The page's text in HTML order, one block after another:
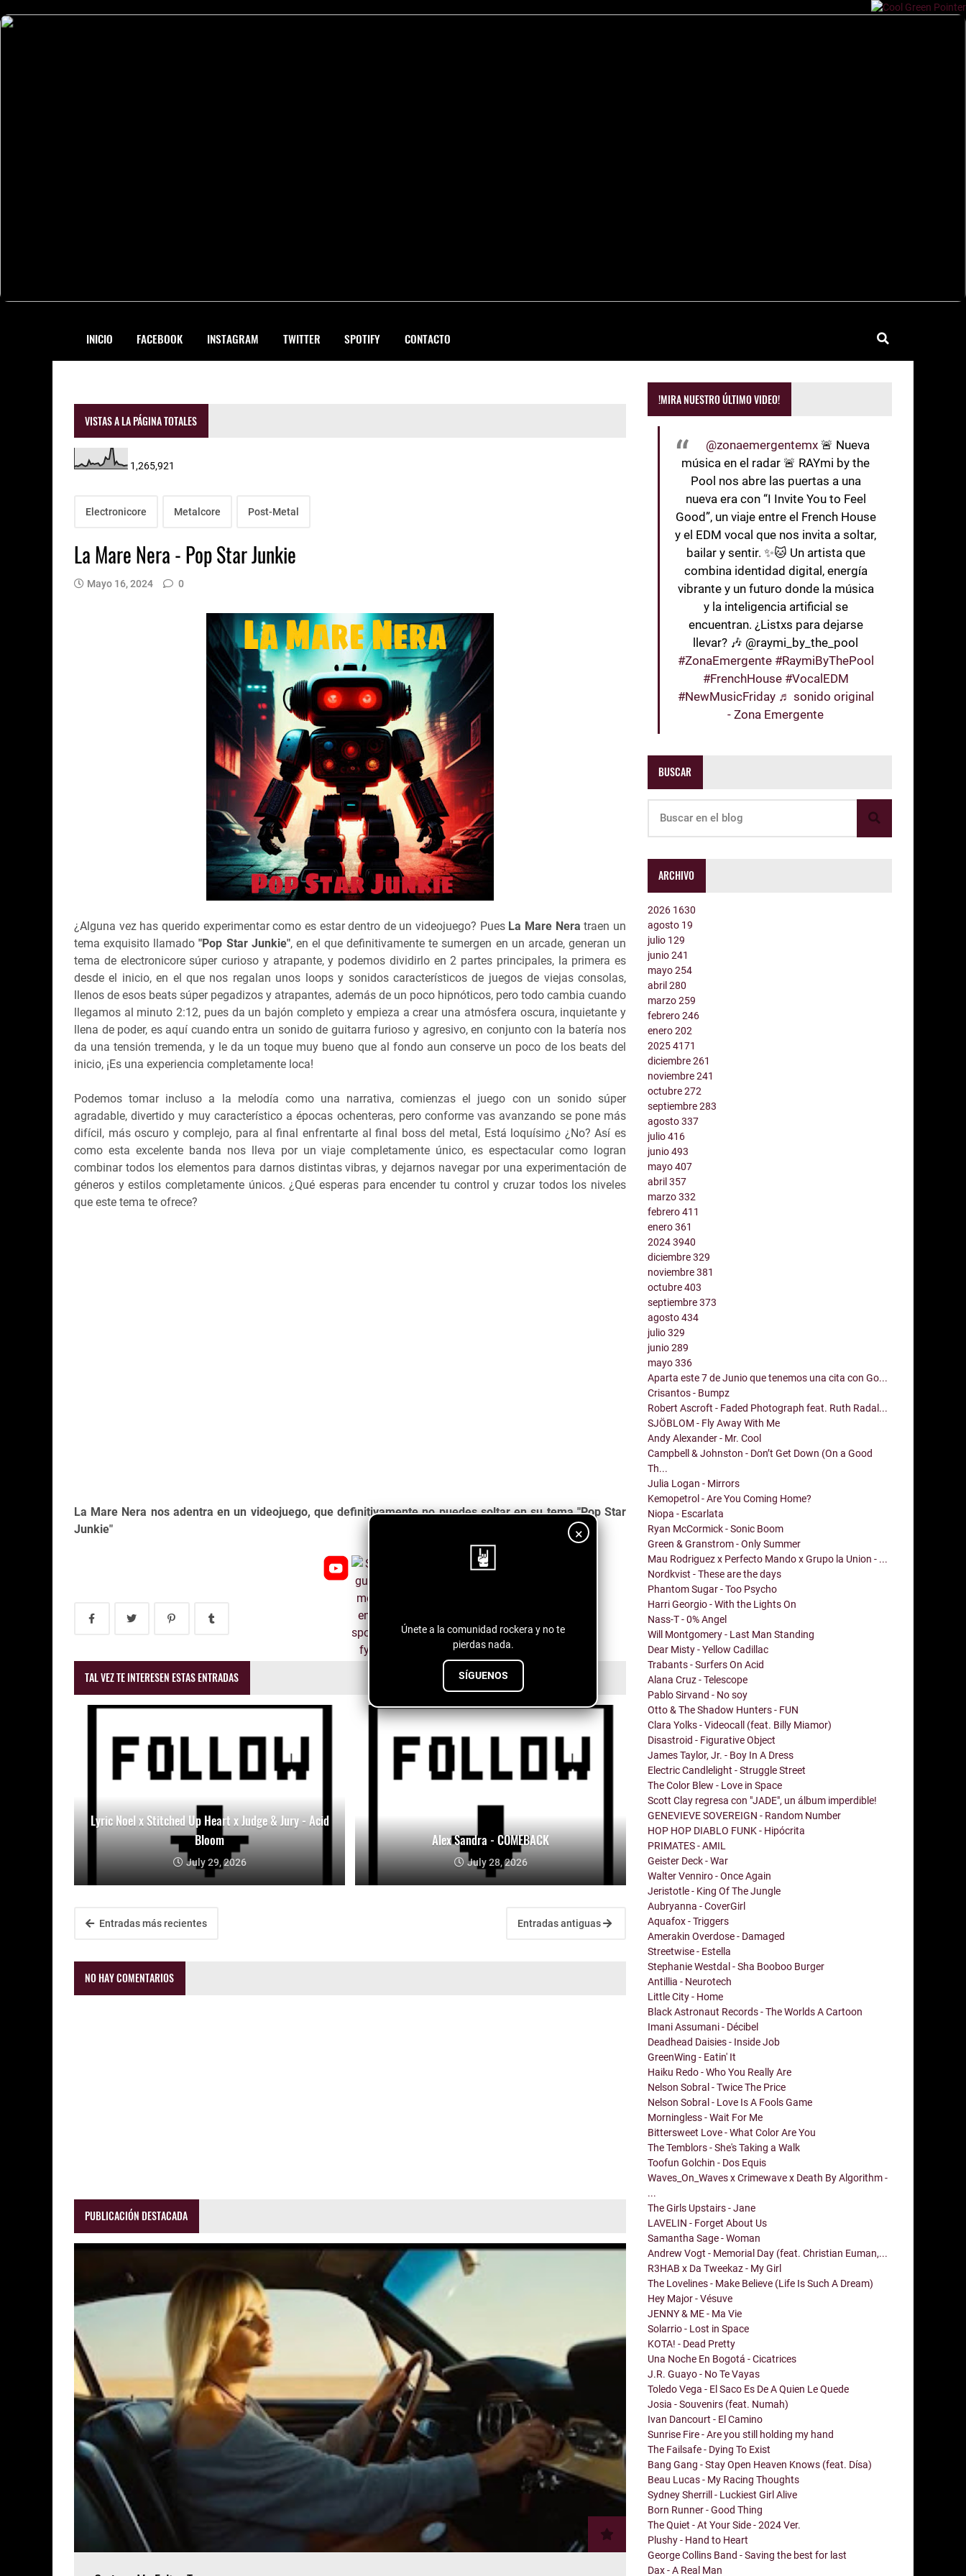
INICIO FACEBOOK INSTAGRAM TWITTER SPOTIFY CONTACTO
×
Únete a la comunidad rockera y no te
pierdas nada.
SÍGUENOS
VISTAS A LA PÁGINA TOTALES
1,265,921
Electronicore Metalcore Post-Metal
La Mare Nera - Pop Star Junkie
Mayo 16, 2024 0
¿Alguna vez has querido experimentar como es estar dentro de un videojuego? Pues La Mare Nera traen un
tema exquisito llamado"Pop Star Junkie", en el que definitivamente te sumergen en un arcade, generan un
tema de electronicore súper curioso y atrapante, y podemos dividirlo en 2 partes principales, la primera es
desde el inicio, en el que nos regalan unos loops y sonidos característicos de juegos de viejas consolas,
llenos de esos beats súper pegadizos y atrapantes, además de un poco hipnóticos, pero todo cambia cuando
llegamos al minuto 2:12, pues da un bajón completo y empieza a crear una atmósfera oscura, inquietante y
llena de poder, es aquí cuando entra un sonido de guitarra furioso y agresivo, en conjunto con la batería nos
da una tensión tremenda, y le da un toque muy bueno que al fondo aun conserve un poco de los beats del
inicio, ¡Es una experiencia completamente loca!
Podemos tomar incluso a la melodía como una narrativa, comienzas el juego con un sonido súper
agradable, divertido y muy característico a épocas ochenteras, pero conforme vas avanzando se pone más
difícil, más oscuro y complejo, para al final enfrentarte al final boss del metal, Está loquísimo ¿No? Así es
como esta excelente banda nos lleva por un viaje completamente único, es espectacular como logran
combinar todos los elementos para darnos distintas vibras, y dejarnos navegar por una experimentación de
géneros y estilos completamente únicos. ¿Qué esperas para encender tu control y cruzar todos los niveles
que este tema te ofrece?
La Mare Nera nos adentra en un videojuego, que definitivamente no puedes soltar en su tema "Pop Star
Junkie"
TAL VEZ TE INTERESEN ESTAS ENTRADAS
Lyric Noel x Stitched Up Heart x Judge & Jury - Acid
Bloom
July 29, 2026
Alex Sandra - COMEBACK
July 28, 2026
Entradas más recientes Entradas antiguas
NO HAY COMENTARIOS
PUBLICACIÓN DESTACADA
!MIRA NUESTRO ÚLTIMO VIDEO!
@zonaemergentemx 🚨 Nueva
música en el radar 🚨 RAYmi by the
Pool nos abre las puertas a una
nueva era con “I Invite You to Feel
Good”, un viaje entre el French House
y el EDM vocal que nos invita a soltar,
bailar y sentir. ✨🐱 Un artista que
combina identidad digital, energía
vibrante y un futuro donde la música
y la inteligencia artificial se
encuentran. ¿Listxs para dejarse
llevar? 🎶 @raymi_by_the_pool
#ZonaEmergente #RaymiByThePool
#FrenchHouse #VocalEDM
#NewMusicFriday ♬ sonido original
- Zona Emergente
BUSCAR
ARCHIVO
2026 1630
agosto 19
julio 129
junio241
mayo254
abril280
marzo259
febrero246
enero202
20254171
diciembre261
noviembre241
octubre272
septiembre283
agosto337
julio416
junio493
mayo407
abril357
marzo332
febrero411
enero361
20243940
diciembre329
noviembre381
octubre403
septiembre373
agosto434
julio329
junio289
mayo336
Aparta este 7 de Junio que tenemos una cita con Go...
Crisantos - Bumpz
Robert Ascroft - Faded Photograph feat. Ruth Radal...
SJÖBLOM - Fly Away With Me
Andy Alexander - Mr. Cool
Campbell & Johnston - Don’t Get Down (On a Good
Th...
Julia Logan - Mirrors
Kemopetrol - Are You Coming Home?
Niopa - Escarlata
Ryan McCormick - Sonic Boom
Green & Granstrom - Only Summer
Mau Rodriguez x Perfecto Mando x Grupo la Union - ...
Nordkvist - These are the days
Phantom Sugar - Too Psycho
Harri Georgio - With the Lights On
Nass-T - 0% Angel
Will Montgomery - Last Man Standing
Dear Misty - Yellow Cadillac
Trabants - Surfers On Acid
Alana Cruz - Telescope
Pablo Sirvand - No soy
Otto & The Shadow Hunters - FUN
Clara Yolks - Videocall (feat. Billy Miamor)
Disastroid - Figurative Object
James Taylor, Jr. - Boy In A Dress
Electric Candlelight - Struggle Street
The Color Blew - Love in Space
Scott Clay regresa con "JADE", un álbum imperdible!
GENEVIEVE SOVEREIGN - Random Number
HOP HOP DIABLO FUNK - Hipócrita
PRIMATES - AMIL
Geister Deck - War
Walter Venniro - Once Again
Jeristotle - King Of The Jungle
Aubryanna - CoverGirl
Aquafox - Triggers
Amerakin Overdose - Damaged
Streetwise - Estella
Stephanie Westdal - Sha Booboo Burger
Antillia - Neurotech
Little City - Home
Black Astronaut Records - The Worlds A Cartoon
Imani Assumani - Décibel
Deadhead Daisies - Inside Job
GreenWing - Eatin' It
Haiku Redo - Who You Really Are
Nelson Sobral - Twice The Price
Nelson Sobral - Love Is A Fools Game
Morningless - Wait For Me
Bittersweet Love - What Color Are You
The Temblors - She's Taking a Walk
Toofun Golchin - Dos Equis
Waves_On_Waves x Crimewave x Death By Algorithm -
...
The Girls Upstairs - Jane
LAVELIN - Forget About Us
Samantha Sage - Woman
Andrew Vogt - Memorial Day (feat. Christian Euman,...
R3HAB x Da Tweekaz - My Girl
The Lovelines - Make Believe (Life Is Such A Dream)
Hey Major - Vésuve
JENNY & ME - Ma Vie
Solarrio - Lost in Space
KOTA! - Dead Pretty
Una Noche En Bogotá - Cicatrices
J.R. Guayo - No Te Vayas
Toledo Vega - El Saco Es De A Quien Le Quede
Josia - Souvenirs (feat. Numah)
Ivan Dancourt - El Camino
Sunrise Fire - Are you still holding my hand
The Failsafe - Dying To Exist
Bang Gang - Stay Open Heaven Knows (feat. Dísa)
Beau Lucas - My Racing Thoughts
Sydney Sherrill - Luckiest Girl Alive
Born Runner - Good Thing
The Quiet - At Your Side - 2024 Ver.
Plushy - Hand to Heart
George Collins Band - Saving the best for last
Dax - A Real Man